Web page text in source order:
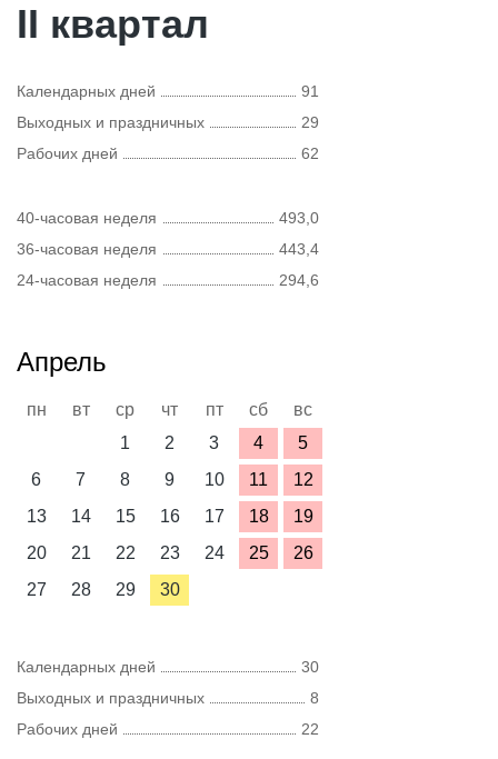
II квартал
Календарных дней
91
Выходных и праздничных
29
Рабочих дней
62
40-часовая неделя
493,0
36-часовая неделя
443,4
24-часовая неделя
294,6
Апрель
пн вт ср чт пт сб
вс
1
2 3 4
5
6
7 8 9 10 11
12
13
14 15 16 17 18
19
20
21 22 23 24 25
26
27
28 29 30
Календарных дней
30
Выходных и праздничных
8
Рабочих дней
22